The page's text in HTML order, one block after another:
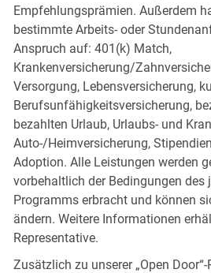
Empfehlungsprämien. Außerdem
bestimmte Arbeits- oder
Anspruch auf: 401(k) Match,
Krankenversicherung/
Versorgung, Lebensversicherung,
Berufsunfähigkeitsversicherung,
bezahlten Urlaub, Urlaubs- und
Auto-/Heimversicherung,
Adoption. Alle Leistungen werden
vorbehaltlich der Bedingungen des
Programms erbracht und können
ändern. Weitere Informationen
Representative.
Zusätzlich zu unserer „Open